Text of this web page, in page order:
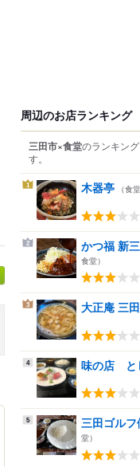
周辺のお店ランキング
三田市×食堂のランキング
す。
1 木器亭 （食
2 かつ福 新
食堂）
3 大正庵 三
4 味の店 と
5 三田ゴル
堂）